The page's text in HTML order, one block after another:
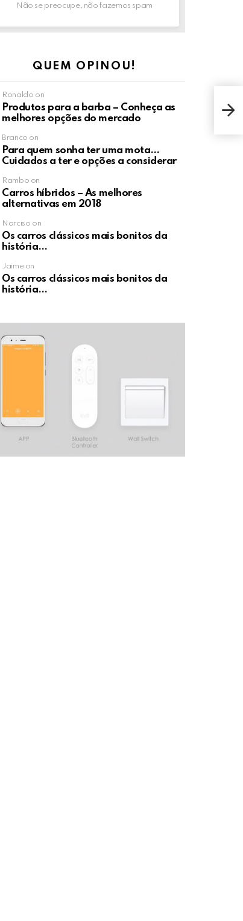
Não se preocupe, não fazemos spam
QUEM OPINOU!
Ronaldo on
Produtos para a barba – Conheça as
melhores opções do mercado
Branco on
Para quem sonha ter uma mota…
Cuidados a ter e opções a considerar
Rambo on
Carros híbridos – As melhores
alternativas em 2018
Narciso on
Os carros clássicos mais bonitos da
história…
Jaimeon
Os carros clássicos mais bonitos da
história…